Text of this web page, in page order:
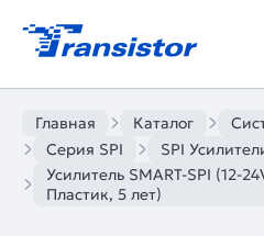
Главная Каталог
Серия SPI
SPI
Усилитель SMART-SPI (12-
Пластик, 5 лет)